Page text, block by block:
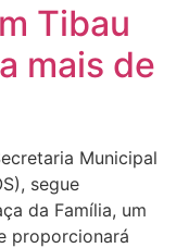
Tibau
mais de
Municipal
segue
da Família, um
proporcionará